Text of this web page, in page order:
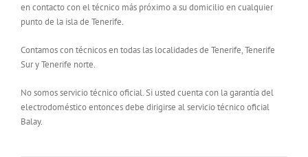
en contacto con el técnico más próximo a su domicilio en cualquier
punto de la isla de Tenerife.
Contamos con técnicos en todas las localidades de Tenerife, Tenerife
Sur y Tenerife norte.
No somos servicio técnico oficial. Si usted cuenta con la garantía del
electrodoméstico entonces debe dirigirse al servicio técnico oficial
Balay.